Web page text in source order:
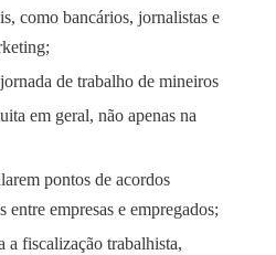
como bancários, jornalistas e
de trabalho de mineiros
em geral, não apenas na
pontos de acordos
empresas e empregados;
a fiscalização trabalhista,